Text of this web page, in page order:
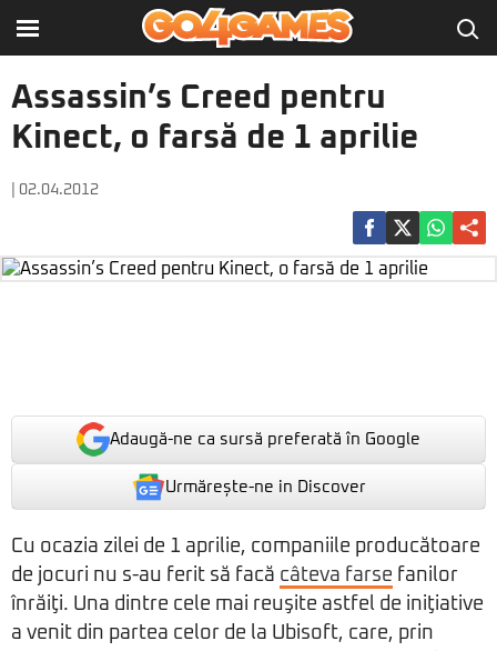
Assassin’s Creed pentru
Kinect, o farsă de 1 aprilie
| 02.04.2012
Adaugă-ne ca sursă preferată în Google
Urmărește-ne in Discover
Cu ocazia zilei de 1 aprilie, companiile producătoare
de jocuri nu s-au ferit să facă câteva farse fanilor
înrăiţi. Una dintre cele mai reuşite astfel de iniţiative
a venit din partea celor de la Ubisoft, care, prin